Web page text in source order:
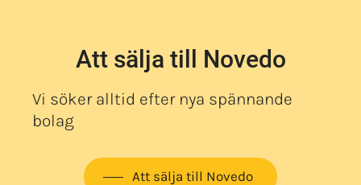
Att sälja till Novedo
Vi söker alltid efter nya spännande
bolag
Att sälja till Novedo